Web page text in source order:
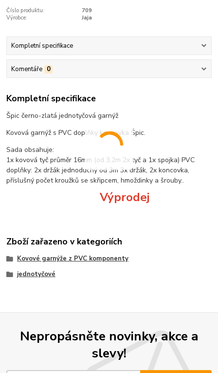
Číslo produktu:
709
Výrobce:
Jaja
Kompletní specifikace
Komentáře 0
Kompletní specifikace
Špic černo-zlatá jednotyčová garnýž
Kovová garnýž s PVC doplňky koncovka Špic.
Sada obsahuje:
1x kovová tyč průměr 16mm (od 3,2m 2x tyč a 1x spojka) PVC
doplňky: 2x držák jednoduchý od 3m 3x držák, 2x koncovka,
příslušný počet kroužků se skřipcem, hmoždinky a šrouby..
Výprodej
Zboží zařazeno v kategoriích
Kovové garnýže z PVC komponenty
jednotyčové
Nepropásněte novinky, akce a
slevy!